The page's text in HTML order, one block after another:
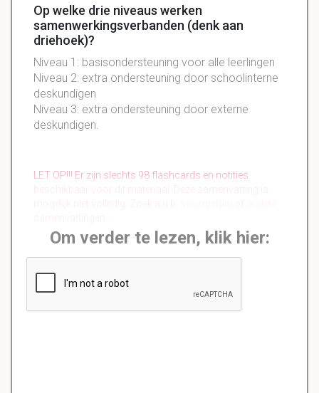
Op welke drie niveaus werken
samenwerkingsverbanden (denk aan
driehoek)?
Niveau 1: basisondersteuning voor alle leerlingen
Niveau 2: extra ondersteuning door schoolinterne
deskundigen
Niveau 3: extra ondersteuning door externe
deskundigen.
LET OP!!! Er zijn slechts 98 flashcards en notities
beschikbaar voor dit materiaal. Deze samenvatting is
Om verder te lezen, klik hier: